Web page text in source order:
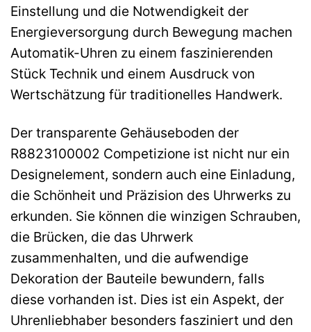
Einstellung und die Notwendigkeit der
Energieversorgung durch Bewegung machen
Automatik-Uhren zu einem faszinierenden
Stück Technik und einem Ausdruck von
Wertschätzung für traditionelles Handwerk.
Der transparente Gehäuseboden der
R8823100002 Competizione ist nicht nur ein
Designelement, sondern auch eine Einladung,
die Schönheit und Präzision des Uhrwerks zu
erkunden. Sie können die winzigen Schrauben,
die Brücken, die das Uhrwerk
zusammenhalten, und die aufwendige
Dekoration der Bauteile bewundern, falls
diese vorhanden ist. Dies ist ein Aspekt, der
Uhrenliebhaber besonders fasziniert und den